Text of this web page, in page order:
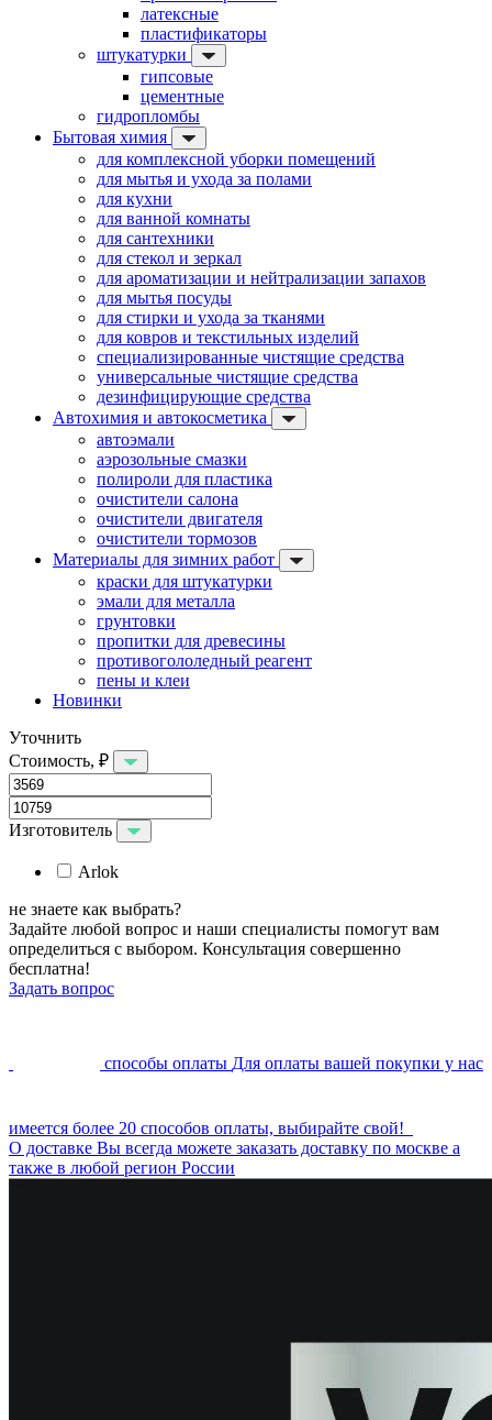
латексные
пластификаторы
штукатурки
гипсовые
цементные
гидропломбы
Бытовая химия
для комплексной уборки помещений
для мытья и ухода за полами
для кухни
для ванной комнаты
для сантехники
для стекол и зеркал
для ароматизации и нейтрализации запахов
для мытья посуды
для стирки и ухода за тканями
для ковров и текстильных изделий
специализированные чистящие средства
универсальные чистящие средства
дезинфицирующие средства
Автохимия и автокосметика
автоэмали
аэрозольные смазки
полироли для пластика
очистители салона
очистители двигателя
очистители тормозов
Материалы для зимних работ
краски для штукатурки
эмали для металла
грунтовки
пропитки для древесины
противогололедный реагент
пены и клеи
Новинки
Уточнить
Стоимость, ₽
Изготовитель
Arlok
не знаете как выбрать?
Задайте любой вопрос и наши специалисты помогут вам
определиться с выбором. Консультация совершенно
бесплатна!
Задать вопрос
способы оплаты Для оплаты вашей покупки у нас
имеется более 20 способов оплаты, выбирайте свой!
О доставке Вы всегда можете заказать доставку по москве а
также в любой регион России